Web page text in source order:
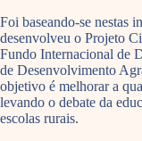
Foi baseando-se nestas
desenvolveu o Projeto
Fundo Internacional de
de Desenvolvimento
objetivo é melhorar a
levando o debate da
escolas rurais.